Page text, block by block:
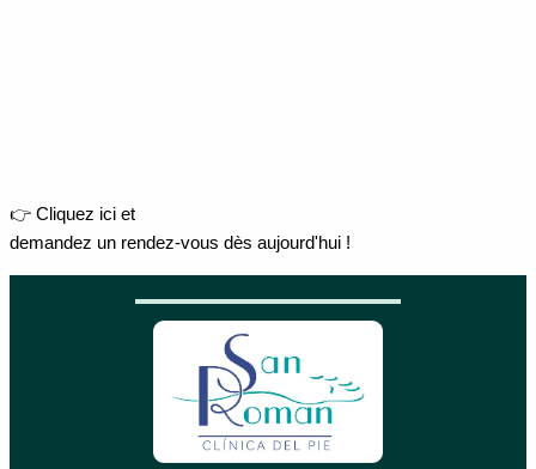
👉 Cliquez ici et
demandez un rendez-vous dès aujourd'hui !